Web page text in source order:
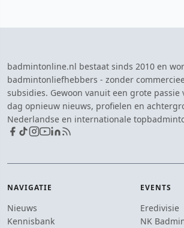
badmintonline.nl bestaat sinds 2010 en
badmintonliefhebbers - zonder
subsidies. Gewoon vanuit een grote passie
dag opnieuw nieuws, profielen en
Nederlandse en internationale
NAVIGATIE
Nieuws
Kennisbank
EVENTS
Eredivisie
NK